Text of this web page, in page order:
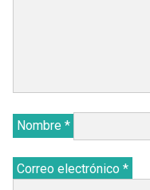
Nombre *
Correo electrónico *